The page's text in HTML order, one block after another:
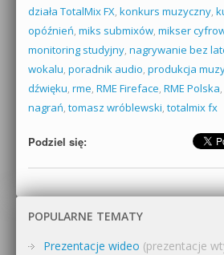
działa TotalMix FX, konkurs muzyczny,
opóźnień, miks submixów, mikser
monitoring studyjny, nagrywanie bez
wokalu, poradnik audio, produkcja
dźwięku, rme, RME Fireface, RME Polska,
nagrań, tomasz wróblewski, totalmix fx
Podziel się:
POPULARNE TEMATY
Prezentacje wideo (prezentacje